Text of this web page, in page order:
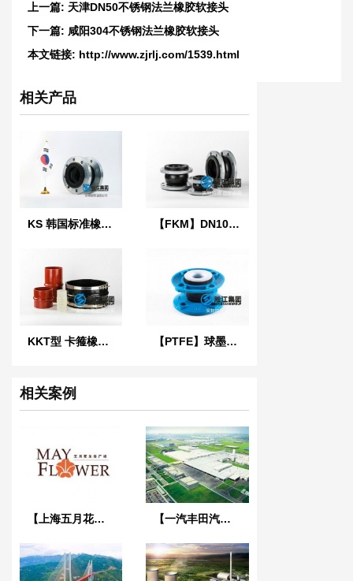
上一篇: 天津DN50不锈钢法兰橡胶软接头
下一篇: 咸阳304不锈钢法兰橡胶软接头
本文链接: http://www.zjrlj.com/1539.html
相关产品
KS 韩国标准橡胶防震接头 【FKM】DN100氟橡胶挠性接管
KKT型 卡箍橡胶接头 【PTFE】球墨法兰四氟橡胶接头“适用于航空煤油”
相关案例
【上海五月花生活广场项目】弹簧减振器合同 【一汽丰田汽车】弹簧减震器合同